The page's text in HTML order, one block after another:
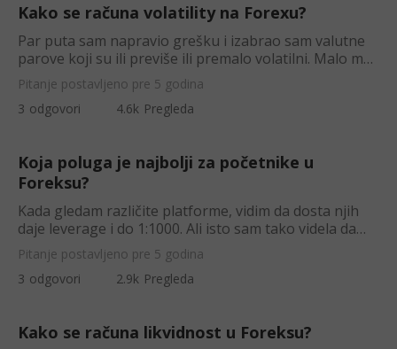
Kako se računa volatility na Forexu?
Par puta sam napravio grešku i izabrao sam valutne
parove koji su ili previše ili premalo volatilni. Malo me
nervira to, iskreno.
Pitanje postavljeno pre 5 godina
3 odgovori 4.6k Pregleda
Koja poluga je najbolji za početnike u
Foreksu?
Kada gledam različite platforme, vidim da dosta njih
daje leverage i do 1:1000. Ali isto sam tako videla da
mnogi stručnjaci ne sa
Pitanje postavljeno pre 5 godina
3 odgovori 2.9k Pregleda
Kako se računa likvidnost u Foreksu?